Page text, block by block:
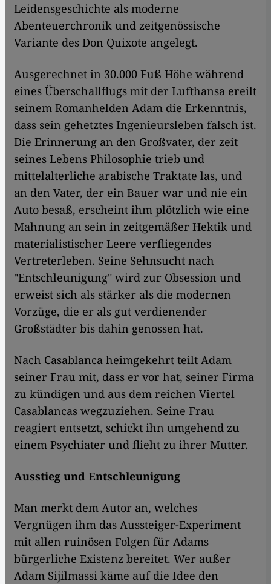
Leidensgeschichte als moderne
Abenteuerchronik und zeitgenössische
Variante des Don Quixote angelegt.
Ausgerechnet in 30.000 Fuß Höhe während
eines Überschallflugs mit der Lufthansa ereilt
seinem Romanhelden Adam die Erkenntnis,
dass sein gehetztes Ingenieursleben falsch ist.
Die Erinnerung an den Großvater, der zeit
seines Lebens Philosophie trieb und
mittelalterliche arabische Traktate las, und
an den Vater, der ein Bauer war und nie ein
Auto besaß, erscheint ihm plötzlich wie eine
Mahnung an sein in zeitgemäßer Hektik und
materialistischer Leere verfliegendes
Vertreterleben. Seine Sehnsucht nach
"Entschleunigung" wird zur Obsession und
erweist sich als stärker als die modernen
Vorzüge, die er als gut verdienender
Großstädter bis dahin genossen hat.
Nach Casablanca heimgekehrt teilt Adam
seiner Frau mit, dass er vor hat, seiner Firma
zu kündigen und aus dem reichen Viertel
Casablancas wegzuziehen. Seine Frau
reagiert entsetzt, schickt ihn umgehend zu
einem Psychiater und flieht zu ihrer Mutter.
Ausstieg und Entschleunigung
Man merkt dem Autor an, welches
Vergnügen ihm das Aussteiger-Experiment
mit allen ruinösen Folgen für Adams
bürgerliche Existenz bereitet. Wer außer
Adam Sijilmassi käme auf die Idee den